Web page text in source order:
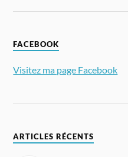
FACEBOOK
Visitez ma page Facebook
ARTICLES RÉCENTS